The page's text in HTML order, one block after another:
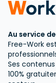
Au service
Free-Work
Ses
100%